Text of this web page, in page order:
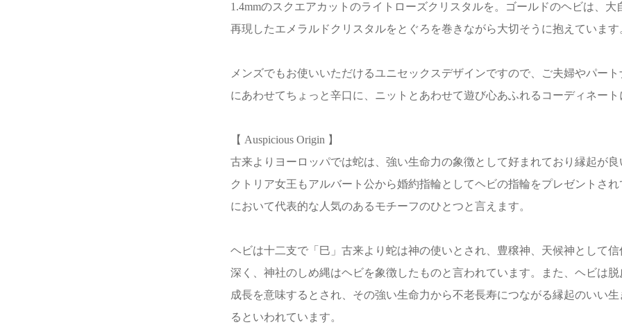
1.4mmのスクエアカットのライトローズクリスタルを。ゴールドのヘビは、
再現したエメラルドクリスタルをとぐろを巻きながら大切そうに抱えています
メンズでもお使いいただけるユニセックスデザインですので、ご夫婦やパー
にあわせてちょっと辛口に、ニットとあわせて遊び心あふれるコーディネート
【 Auspicious Origin 】
古来よりヨーロッパでは蛇は、強い生命力の象徴として好まれており縁起が
クトリア女王もアルバート公から婚約指輪としてヘビの指輪をプレゼントさ
において代表的な人気のあるモチーフのひとつと言えます。
ヘビは十二支で「巳」古来より蛇は神の使いとされ、豊穣神、天候神として
深く、神社のしめ縄はヘビを象徴したものと言われています。また、ヘビは
成長を意味するとされ、その強い生命力から不老長寿につながる縁起のいい
るといわれています。